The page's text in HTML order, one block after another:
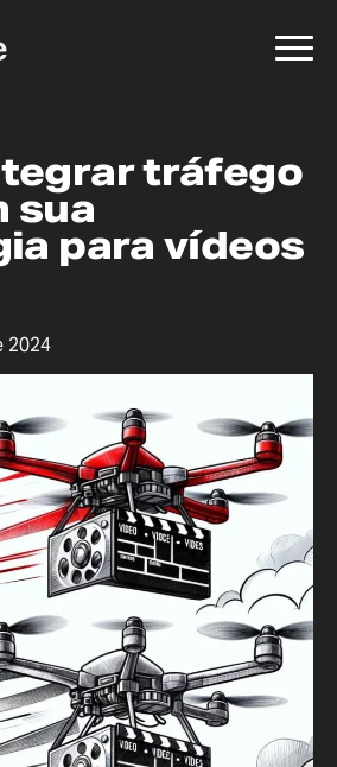
tráfego
sua
para vídeos
2024